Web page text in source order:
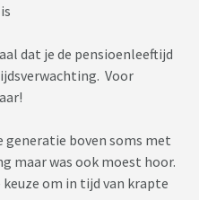
dat je de pensioenleeftijd
Voor
generatie boven soms met
maar was ook moest hoor.
om in tijd van krapte